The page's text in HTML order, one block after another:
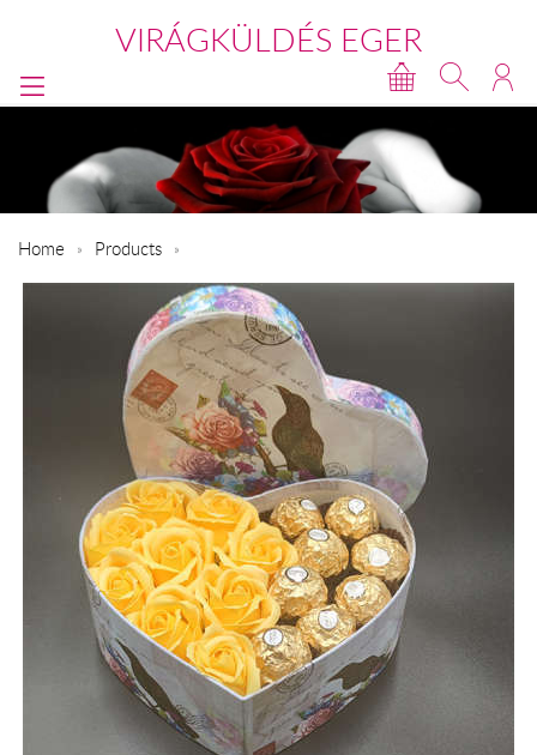
VIRÁGKÜLDÉS EGER
Home Products